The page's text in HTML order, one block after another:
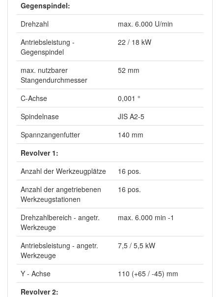
Gegenspindel:
Drehzahl
max. 6.000 U/min
Antriebsleistung -
Gegenspindel
22 / 18 kW
max. nutzbarer
Stangendurchmesser
52 mm
C-Achse
0,001 °
Spindelnase
JIS A2-5
Spannzangenfutter
140 mm
Revolver 1:
Anzahl der Werkzeugplätze
16 pos.
Anzahl der angetriebenen
Werkzeugstationen
16 pos.
Drehzahlbereich - angetr.
Werkzeuge
max. 6.000 min -1
Antriebsleistung - angetr.
Werkzeuge
7,5 / 5,5 kW
Y - Achse
110 (+65 / -45) mm
Revolver 2: